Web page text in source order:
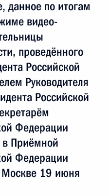
данное по итогам
видео-
проведённого
Российской
Руководителя
Российской
Федерации
Приёмной
Федерации
Москве 19 июня